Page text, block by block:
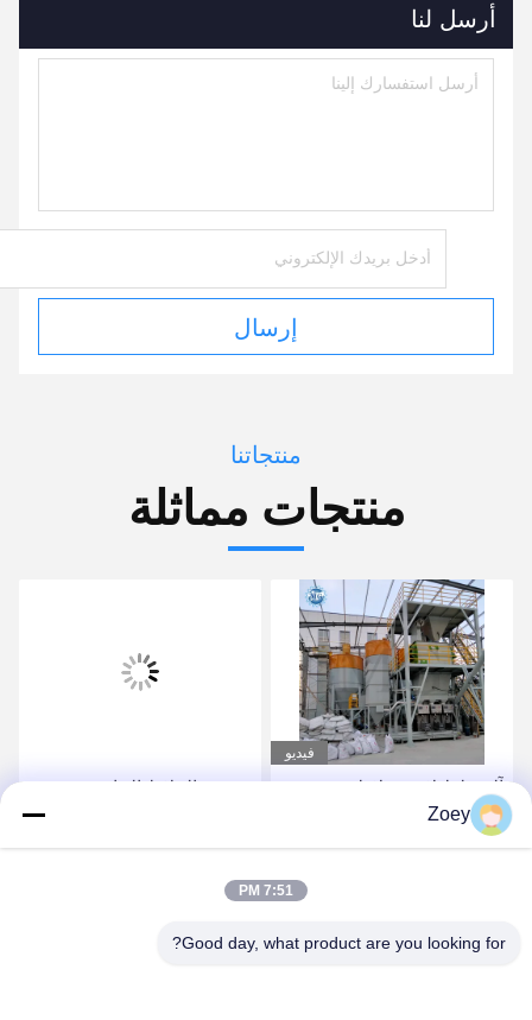
أرسل لنا
إرسال
منتجاتنا
منتجات مماثلة
فيديو
30 T / H مصنع تصنيع الملاط
الكفاءة العالية 5 طن / ساعة
مع آلة تعبئة الصمام
Zoey
7:51 PM
Good day, what product are you looking for?